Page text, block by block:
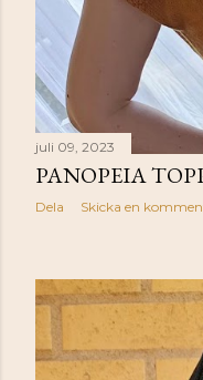
juli 09, 2023
PANOPEIA
Dela Skicka en